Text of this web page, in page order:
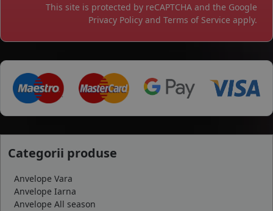
This site is protected by reCAPTCHA and the Google
Privacy Policy and Terms of Service apply.
Categorii produse
Anvelope Vara
Anvelope Iarna
Anvelope All season